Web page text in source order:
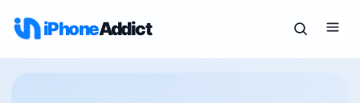
iPhoneAddict